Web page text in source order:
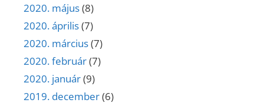
2020. május(8)
2020. április(7)
2020. március(7)
2020. február(7)
2020. január(9)
2019. december(6)